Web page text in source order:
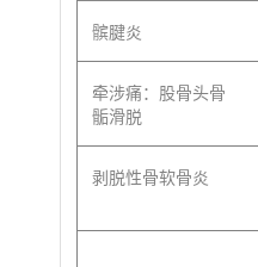
髌腱炎
牵涉痛：股骨头骨
骺滑脱
剥脱性骨软骨炎